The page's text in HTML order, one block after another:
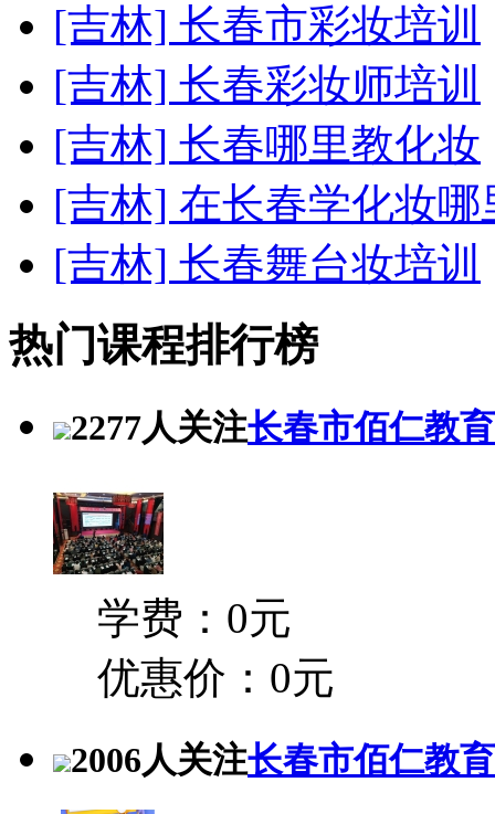
[吉林] 长春市彩妆培训
[吉林] 长春彩妆师培训
[吉林] 长春哪里教化妆
[吉林] 在长春学化妆哪
[吉林] 长春舞台妆培训
热门课程排行榜
2277人关注长春市佰仁教
学费：0元
优惠价：0元
2006人关注长春市佰仁教